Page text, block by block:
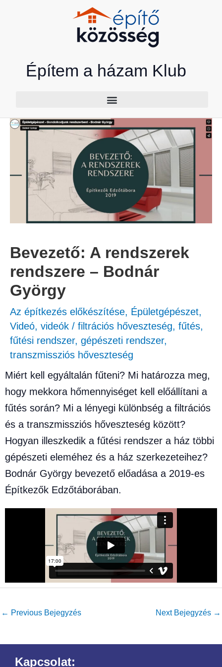
Építem a házam Klub
Bevezető: A rendszerek
rendszere – Bodnár
György
Az építkezés előkészítése, Épületgépészet,
Videó, videók / filtrációs hőveszteség, fűtés,
fűtési rendszer, gépészeti rendszer,
transzmissziós hőveszteség
Miért kell egyáltalán fűteni? Mi határozza meg,
hogy mekkora hőmennyiséget kell előállítani a
fűtés során? Mi a lényegi különbség a filtrációs
és a transzmissziós hőveszteség között?
Hogyan illeszkedik a fűtési rendszer a ház többi
gépészeti eleméhez és a ház szerkezeteihez?
Bodnár György bevezető előadása a 2019-es
Építkezők Edzőtáborában.
← Previous Bejegyzés Next Bejegyzés →
Kapcsolat: